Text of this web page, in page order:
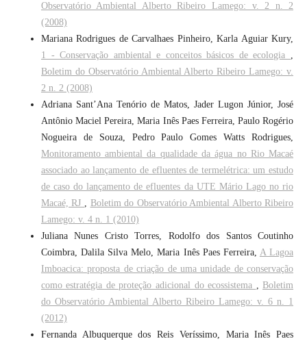
Observatório Ambiental Alberto Ribeiro Lamego: v. 2 n. 2
(2008)
Mariana Rodrigues de Carvalhaes Pinheiro, Karla Aguiar Kury,
1 - Conservação ambiental e conceitos básicos de ecologia ,
Boletim do Observatório Ambiental Alberto Ribeiro Lamego: v.
2 n. 2 (2008)
Adriana Sant’Ana Tenório de Matos, Jader Lugon Júnior, José
Antônio Maciel Pereira, Maria Inês Paes Ferreira, Paulo Rogério
Nogueira de Souza, Pedro Paulo Gomes Watts Rodrigues,
Monitoramento ambiental da qualidade da água no Rio Macaé
associado ao lançamento de efluentes de termelétrica: um estudo
de caso do lançamento de efluentes da UTE Mário Lago no rio
Macaé, RJ , Boletim do Observatório Ambiental Alberto Ribeiro
Lamego: v. 4 n. 1 (2010)
Juliana Nunes Cristo Torres, Rodolfo dos Santos Coutinho
Coimbra, Dalila Silva Melo, Maria Inês Paes Ferreira, A Lagoa
Imboacica: proposta de criação de uma unidade de conservação
como estratégia de proteção adicional do ecossistema , Boletim
do Observatório Ambiental Alberto Ribeiro Lamego: v. 6 n. 1
(2012)
Fernanda Albuquerque dos Reis Veríssimo, Maria Inês Paes